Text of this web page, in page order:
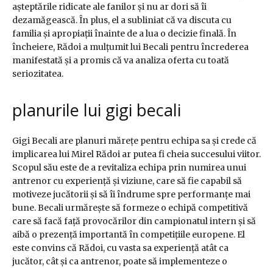
așteptările ridicate ale fanilor și nu ar dori să îi
dezamăgească. În plus, el a subliniat că va discuta cu
familia și apropiații înainte de a lua o decizie finală. În
încheiere, Rădoi a mulțumit lui Becali pentru încrederea
manifestată și a promis că va analiza oferta cu toată
seriozitatea.
planurile lui gigi becali
Gigi Becali are planuri mărețe pentru echipa sa și crede că
implicarea lui Mirel Rădoi ar putea fi cheia succesului viitor.
Scopul său este de a revitaliza echipa prin numirea unui
antrenor cu experiență și viziune, care să fie capabil să
motiveze jucătorii și să îi îndrume spre performanțe mai
bune. Becali urmărește să formeze o echipă competitivă
care să facă față provocărilor din campionatul intern și să
aibă o prezență importantă în competițiile europene. El
este convins că Rădoi, cu vasta sa experiență atât ca
jucător, cât și ca antrenor, poate să implementeze o